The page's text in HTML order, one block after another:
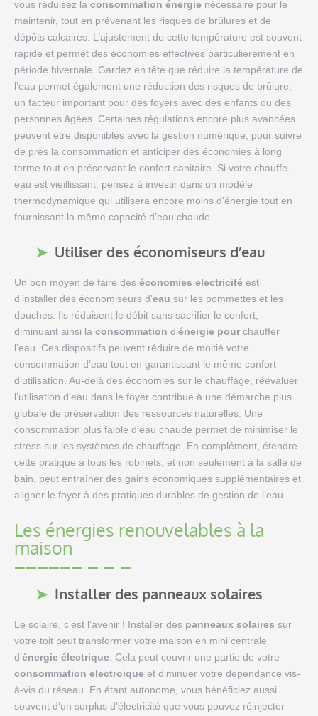
vous réduisez la consommation énergie nécessaire pour le
maintenir, tout en prévenant les risques de brûlures et de
dépôts calcaires. L’ajustement de cette température est souvent
rapide et permet des économies effectives particulièrement en
période hivernale. Gardez en tête que réduire la température de
l’eau permet également une réduction des risques de brûlure,
un facteur important pour des foyers avec des enfants ou des
personnes âgées. Certaines régulations encore plus avancées
peuvent être disponibles avec la gestion numérique, pour suivre
de près la consommation et anticiper des économies à long
terme tout en préservant le confort sanitaire. Si votre chauffe-
eau est vieillissant, pensez à investir dans un modèle
thermodynamique qui utilisera encore moins d’énergie tout en
fournissant la même capacité d’eau chaude.
Utiliser des économiseurs d’eau
Un bon moyen de faire des économies electricité est
d’installer des économiseurs d’eau sur les pommettes et les
douches. Ils réduisent le débit sans sacrifier le confort,
diminuant ainsi la consommation d’énergie pour chauffer
l’eau. Ces dispositifs peuvent réduire de moitié votre
consommation d’eau tout en garantissant le même confort
d’utilisation. Au-delà des économies sur le chauffage, réévaluer
l’utilisation d’eau dans le foyer contribue à une démarche plus
globale de préservation des ressources naturelles. Une
consommation plus faible d’eau chaude permet de minimiser le
stress sur les systèmes de chauffage. En complément, étendre
cette pratique à tous les robinets, et non seulement à la salle de
bain, peut entraîner des gains économiques supplémentaires et
aligner le foyer à des pratiques durables de gestion de l’eau.
Les énergies renouvelables à la
maison
Installer des panneaux solaires
Le solaire, c’est l’avenir ! Installer des panneaux solaires sur
votre toit peut transformer votre maison en mini centrale
d’énergie électrique. Cela peut couvrir une partie de votre
consommation electroique et diminuer votre dépendance vis-
à-vis du réseau. En étant autonome, vous bénéficiez aussi
souvent d’un surplus d’électricité que vous pouvez réinjecter